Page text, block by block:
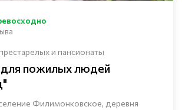
и пансионаты
для пожилых людей
Филимонковское, деревня